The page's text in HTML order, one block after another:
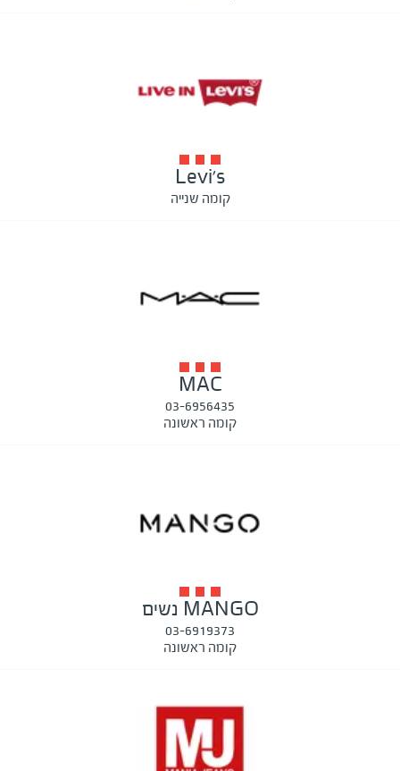
Levi's
קומה שנייה
MAC
03-6956435
קומה ראשונה
MANGO נשים
03-6919373
קומה ראשונה